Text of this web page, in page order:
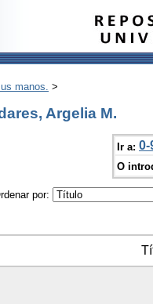
manos. >
Argelia M.
Ir a: 0-
O
por: